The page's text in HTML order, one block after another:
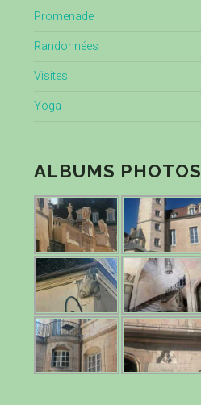
Promenade
Randonnées
Visites
Yoga
ALBUMS PHOTOS